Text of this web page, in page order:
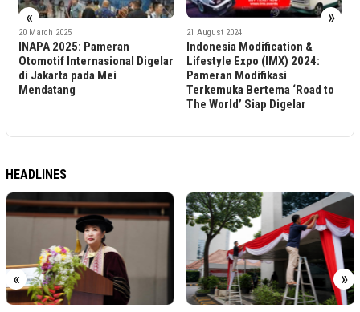
« »
20 March 2025
INAPA 2025: Pameran
Otomotif Internasional Digelar
di Jakarta pada Mei
Mendatang
21 August 2024
Indonesia Modification &
Lifestyle Expo (IMX) 2024:
Pameran Modifikasi
Terkemuka Bertema ‘Road to
The World’ Siap Digelar
HEADLINES
« »